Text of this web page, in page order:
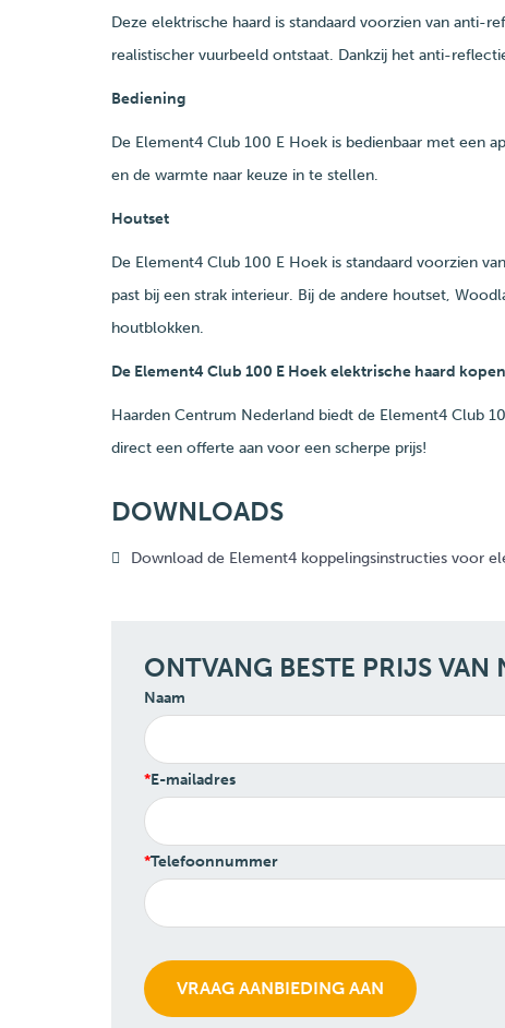
Deze elektrische haard is standaard voorzien van anti-
realistischer vuurbeeld ontstaat. Dankzij het anti-
Bediening
De Element4 Club 100 E Hoek is bedienbaar met een
en de warmte naar keuze in te stellen.
Houtset
De Element4 Club 100 E Hoek is standaard voorzien
past bij een strak interieur. Bij de andere houtset,
houtblokken.
De Element4 Club 100 E Hoek elektrische haard kopen
Haarden Centrum Nederland biedt de Element4 Club
direct een offerte aan voor een scherpe prijs!
DOWNLOADS
Download de Element4 koppelingsinstructies voor
ONTVANG BESTE PRIJS VAN
Naam
E-mailadres
Telefoonnummer